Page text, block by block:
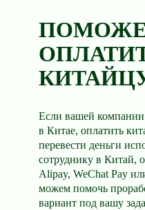
Если вашей
в Китае, оплатить
перевести деньги
сотруднику в Китай,
Alipay, WeChat Pay
можем помочь
вариант под вашу